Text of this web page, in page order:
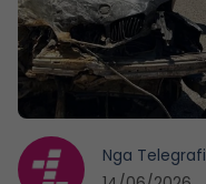
Nga Telegrafi